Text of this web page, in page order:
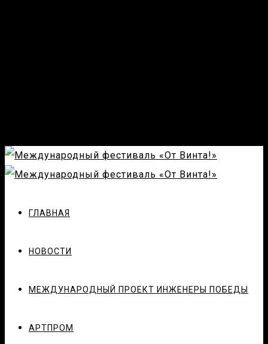
ГЛАВНАЯ
НОВОСТИ
МЕЖДУНАРОДНЫЙ ПРОЕКТ ИНЖЕНЕРЫ ПОБЕДЫ
АРТПРОМ